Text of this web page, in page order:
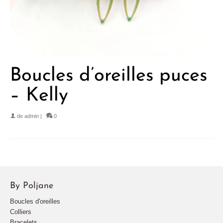
Boucles d’oreilles puces
– Kelly
de admin | 0
By Poljane
Boucles d'oreilles
Colliers